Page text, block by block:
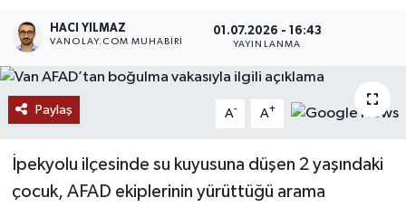
HACI YILMAZ
VANOLAY.COM MUHABIRI
01.07.2026 - 16:43
YAYINLANMA
Paylaş A- A+
İpekyolu ilçesinde su kuyusuna düşen 2 yaşındaki
çocuk, AFAD ekiplerinin yürüttüğü arama
Bilim & Teknoloji
Dünya
RESMİ İLANLAR
Son Dakika Haberleri
Haber Arşivi